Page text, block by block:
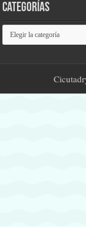
Categorías
Categorías